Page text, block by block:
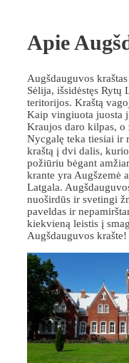
Apie
Augšdauguvos
Sėlija, išsidėstęs
teritorijos. Kraštą
Kaip vingiuota juosta
Kraujos daro kilpas,
Nycgalę teka tiesiai ir
kraštą į dvi dalis,
požiūriu bėgant
krante yra Augšzemė
Latgala.
nuoširdūs ir svetingi
paveldas ir
kiekvieną leistis į
Augšdauguvos krašte!